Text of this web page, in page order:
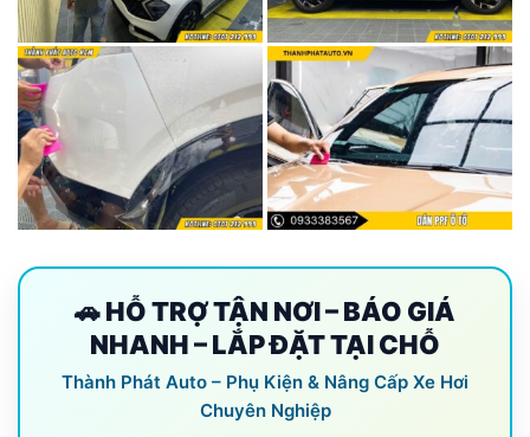
🚗 HỖ TRỢ TẬN NƠI – BÁO GIÁ
NHANH – LẮP ĐẶT TẠI CHỖ
Thành Phát Auto – Phụ Kiện & Nâng Cấp Xe Hơi
Chuyên Nghiệp